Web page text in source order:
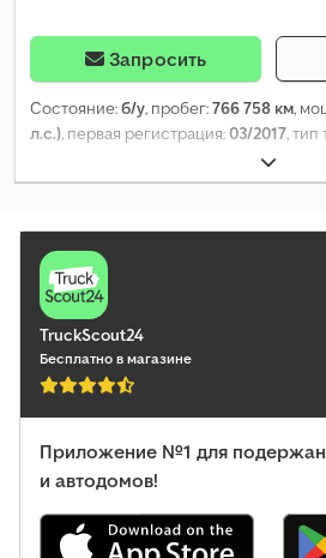
Запросить
Состояние:б/у, пробег:766 758 км,
л.с.), первая регистрация:03/2017, тип
,
база:3 750 мм, топливо:дизель, цвет:
класс выбросов:Евро 6, подвеска:
2017
, Оборудование:
спойлер, холодильник,
TruckScout24
Бесплатно в магазине
Приложение №1 для
и автодомов!